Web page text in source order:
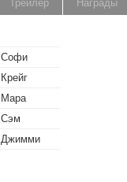
Трейлер Награды
Софи
Крейг
Мара
Сэм
Джимми